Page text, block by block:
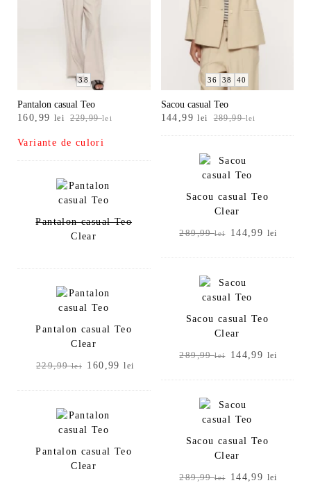
38
Pantalon casual Teo
229,99lei
Prețul
a
fost:
160,99 lei
Prețul
este:
160,99 lei.
Variante de culori
Pantalon casual Teo
Clear
Pantalon casual Teo
Clear
229,99lei
Prețul
a
160,99lei
curent
este:
Pantalon casual Teo
Clear
36 38 40
Sacou casual Teo
289,99lei
Prețul
289,99 lei.
144,99lei
Prețul
144,99 lei.
Sacou casual Teo
Clear
289,99lei
Prețul
a
144,99 lei
este:
Sacou casual Teo
Clear
289,99lei
Prețul
a
144,99 lei
este:
Sacou casual Teo
Clear
289,99lei
Prețul
144,99 lei